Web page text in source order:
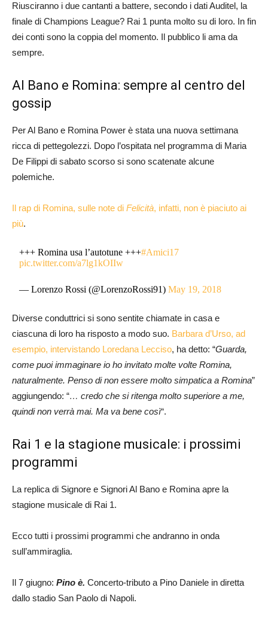
Riusciranno i due cantanti a battere, secondo i dati Auditel, la
finale di Champions League? Rai 1 punta molto su di loro. In fin
dei conti sono la coppia del momento. Il pubblico li ama da
sempre.
Al Bano e Romina: sempre al centro del
gossip
Per Al Bano e Romina Power è stata una nuova settimana
ricca di pettegolezzi. Dopo l’ospitata nel programma di Maria
De Filippi di sabato scorso si sono scatenate alcune
polemiche.
Il rap di Romina, sulle note di Felicità, infatti, non è piaciuto ai
più.
+++ Romina usa l’autotune +++#Amici17
pic.twitter.com/a7lg1kOIIw
— Lorenzo Rossi (@LorenzoRossi91)May 19, 2018
Diverse conduttrici si sono sentite chiamate in casa e
ciascuna di loro ha risposto a modo suo. Barbara d’Urso, ad
esempio, intervistando Loredana Lecciso, ha detto: “Guarda,
come puoi immaginare io ho invitato molte volte Romina,
naturalmente. Penso di non essere molto simpatica a Romina”
aggiungendo: “… credo che si ritenga molto superiore a me,
quindi non verrà mai. Ma va bene così“.
Rai 1 e la stagione musicale: i prossimi
programmi
La replica di Signore e Signori Al Bano e Romina apre la
stagione musicale di Rai 1.
Ecco tutti i prossimi programmi che andranno in onda
sull’ammiraglia.
Il 7 giugno: Pino è. Concerto-tributo a Pino Daniele in diretta
dallo stadio San Paolo di Napoli.